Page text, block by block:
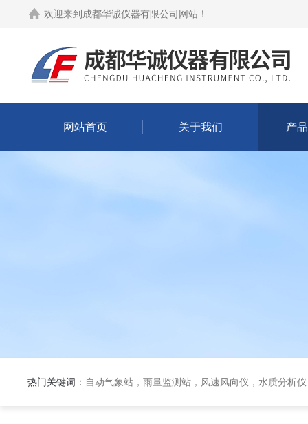
欢迎来到 成都华诚仪器有限公司网站 ！
网站首页 关于我们 产
热门关键词： 自动气象站，雨量监测站，风速风向仪，水质分析